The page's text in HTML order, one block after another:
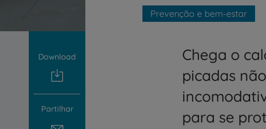
tela;
Prevenção e bem-estar
Chega o
picadas
para se
Download
Partilhar